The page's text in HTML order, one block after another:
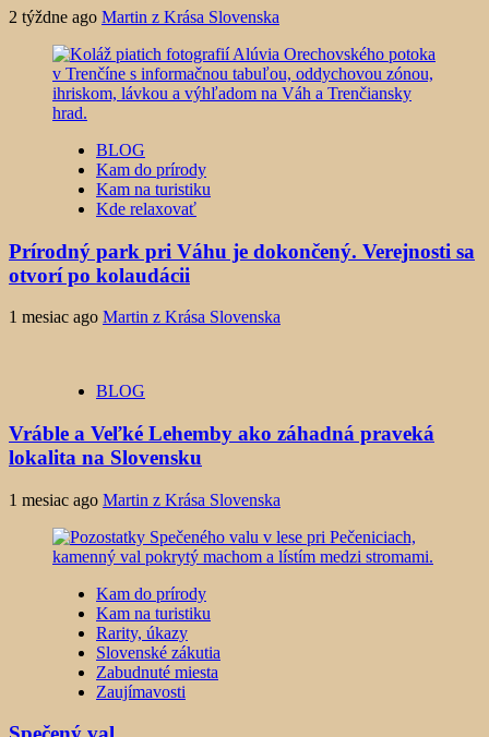
2 týždne ago Martin z Krása Slovenska
BLOG
Kam do prírody
Kam na turistiku
Kde relaxovať
Prírodný park pri Váhu je dokončený. Verejnosti sa
otvorí po kolaudácii
1 mesiac ago Martin z Krása Slovenska
BLOG
Vráble a Veľké Lehemby ako záhadná praveká
lokalita na Slovensku
1 mesiac ago Martin z Krása Slovenska
Kam do prírody
Kam na turistiku
Rarity, úkazy
Slovenské zákutia
Zabudnuté miesta
Zaujímavosti